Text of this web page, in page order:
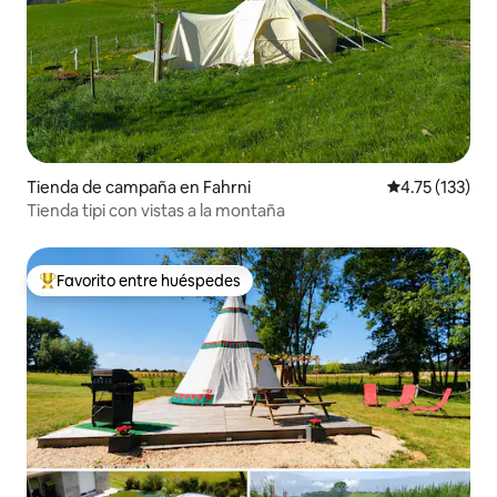
Tienda de campaña en Fahrni Calificación
4.75 (133)
Tienda tipi con vistas a la montaña
De los mejores en Favorito entre huéspedes
Favorito entre huéspedes